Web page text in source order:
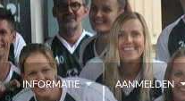
INFORMATIE AANMELDEN